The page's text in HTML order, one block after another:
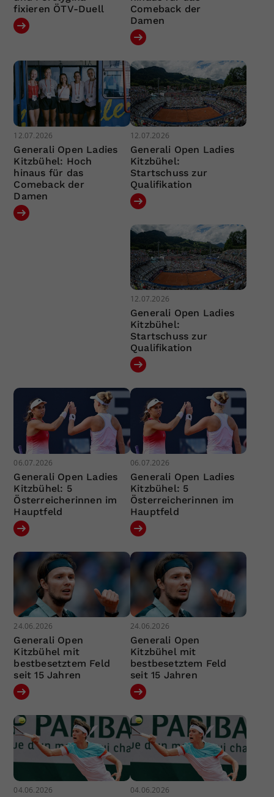
fixieren ÖTV-Duell
Comeback der
Damen
12.07.2026
Generali Open Ladies
Kitzbühel: Hoch
hinaus für das
Comeback der
Damen
12.07.2026
Generali Open Ladies
Kitzbühel:
Startschuss zur
Qualifikation
12.07.2026
Generali Open Ladies
Kitzbühel:
Startschuss zur
Qualifikation
06.07.2026
Generali Open Ladies
Kitzbühel: 5
Österreicherinnen im
Hauptfeld
06.07.2026
Generali Open Ladies
Kitzbühel: 5
Österreicherinnen im
Hauptfeld
24.06.2026
Generali Open
Kitzbühel mit
bestbesetztem Feld
seit 15 Jahren
24.06.2026
Generali Open
Kitzbühel mit
bestbesetztem Feld
seit 15 Jahren
04.06.2026 04.06.2026